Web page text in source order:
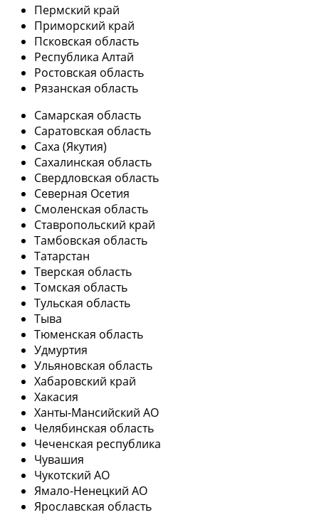
Пермский край
Приморский край
Псковская область
Республика Алтай
Ростовская область
Рязанская область
Самарская область
Саратовская область
Саха (Якутия)
Сахалинская область
Свердловская область
Северная Осетия
Смоленская область
Ставропольский край
Тамбовская область
Татарстан
Тверская область
Томская область
Тульская область
Тыва
Тюменская область
Удмуртия
Ульяновская область
Хабаровский край
Хакасия
Ханты-Мансийский АО
Челябинская область
Чеченская республика
Чувашия
Чукотский АО
Ямало-Ненецкий АО
Ярославская область